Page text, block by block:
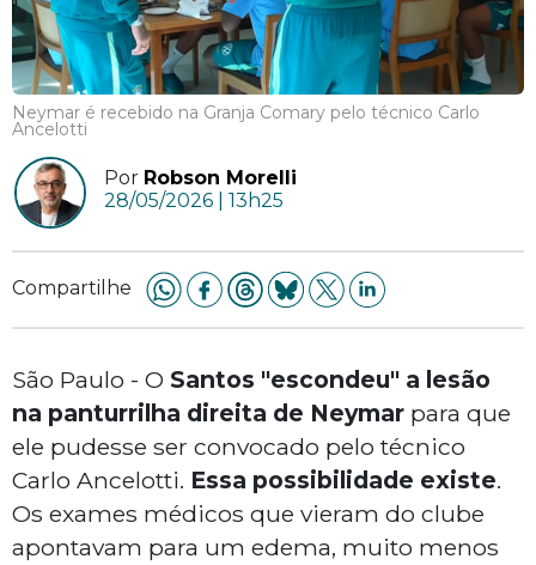
Neymar é recebido na Granja Comary pelo técnico Carlo
Ancelotti
Por Robson Morelli
28/05/2026 | 13h25
Compartilhe
São Paulo - O Santos "escondeu" a lesão
na panturrilha direita de Neymar para que
ele pudesse ser convocado pelo técnico
Carlo Ancelotti. Essa possibilidade existe.
Os exames médicos que vieram do clube
apontavam para um edema, muito menos